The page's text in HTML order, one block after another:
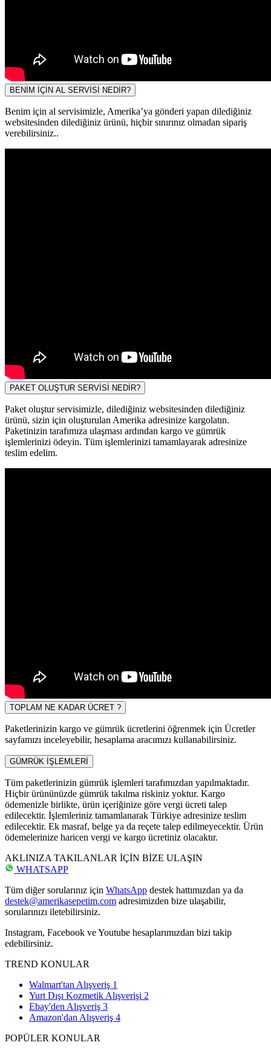
BENİM İÇİN AL SERVİSİ NEDİR?
Benim için al servisimizle, Amerika’ya gönderi yapan dilediğiniz
websitesinden dilediğiniz ürünü, hiçbir sınırınız olmadan sipariş
verebilirsiniz..
PAKET OLUŞTUR SERVİSİ NEDİR?
Paket oluştur servisimizle, dilediğiniz websitesinden dilediğiniz
ürünü, sizin için oluşturulan Amerika adresinize kargolatın.
Paketinizin tarafımıza ulaşması ardından kargo ve gümrük
işlemlerinizi ödeyin. Tüm işlemlerinizi tamamlayarak adresinize
teslim edelim.
TOPLAM NE KADAR ÜCRET ?
Paketlerinizin kargo ve gümrük ücretlerini öğrenmek için Ücretler
sayfamızı inceleyebilir, hesaplama aracımızı kullanabilirsiniz.
GÜMRÜK İŞLEMLERİ
Tüm paketlerinizin gümrük işlemleri tarafımızdan yapılmaktadır.
Hiçbir ürününüzde gümrük takılma riskiniz yoktur. Kargo
ödemenizle birlikte, ürün içeriğinize göre vergi ücreti talep
edilecektir. İşlemleriniz tamamlanarak Türkiye adresinize teslim
edilecektir. Ek masraf, belge ya da reçete talep edilmeyecektir. Ürün
ödemelerinize haricen vergi ve kargo ücretiniz olacaktır.
AKLINIZA TAKILANLAR İÇİN BİZE ULAŞIN
WHATSAPP
Tüm diğer sorularınız için WhatsApp destek hattımızdan ya da
destek@amerikasepetim.com adresimizden bize ulaşabilir,
sorularınızı iletebilirsiniz.
Instagram, Facebook ve Youtube hesaplarımızdan bizi takip
edebilirsiniz.
TREND KONULAR
Walmart'tan Alışveriş 1
Yurt Dışı Kozmetik Alışverişi 2
Ebay'den Alışveriş 3
Amazon'dan Alışveriş 4
POPÜLER KONULAR